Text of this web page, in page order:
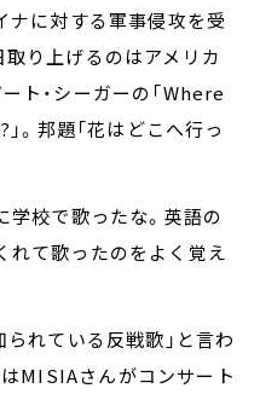
ナに対する軍事侵攻を受
り上げるのはアメリカ
ト・シーガーの「Where
邦題「花はどこへ行っ
学校で歌ったな。英語の
れて歌ったのをよく覚え
られている反戦歌」と言わ
MISIAさんがコンサート